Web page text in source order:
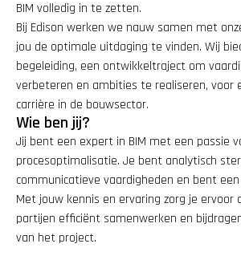
BIM volledig in te zetten.
Bij Edison werken we nauw samen met
jou de optimale uitdaging te vinden. Wij
begeleiding, een ontwikkeltraject om
verbeteren en ambities te realiseren, voor
carrière in de bouwsector.
Wie ben jij?
Jij bent een expert in BIM met een passie
procesoptimalisatie. Je bent analytisch
communicatieve vaardigheden en bent
Met jouw kennis en ervaring zorg je ervoor
partijen efficiënt samenwerken en
van het project.